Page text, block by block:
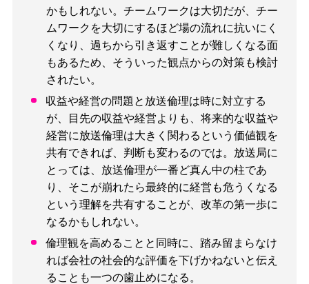
かもしれない。チームワークは大切だが、チー
ムワークを大切にするほど場の流れに抗いにく
くなり、過ちから引き返すことが難しくなる面
もあるため、そういった観点からの対策も検討
されたい。
収益や経営の問題と放送倫理は時に対立する
が、目先の収益や経営よりも、将来的な収益や
経営に放送倫理は大きく関わるという価値観を
共有できれば、判断も変わるのでは。放送局に
とっては、放送倫理が一番ど真ん中の柱であ
り、そこが崩れたら最終的に経営も危うくなる
という理解を共有することが、改革の第一歩に
なるかもしれない。
倫理観を高めることと同時に、踏み留まらなけ
れば会社の社会的な評価を下げかねないと伝え
ることも一つの歯止めになる。